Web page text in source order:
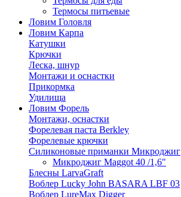
Термосы питьевые
Ловим Головля
Ловим Карпа
Катушки
Крючки
Леска, шнур
Монтажи и оснастки
Прикормка
Удилища
Ловим Форель
Монтажи, оснастки
Форелевая паста Berkley
Форелевые крючки
Силиконовые приманки Микроджиг
Микроджиг Maggot 40 /1,6"
Блесны LarvaGraft
Воблер Lucky John BASARA LBF 03
Воблер LureMax Digger